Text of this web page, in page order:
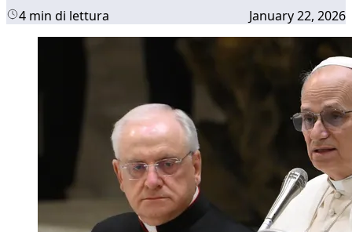
4 min di lettura January 22, 2026